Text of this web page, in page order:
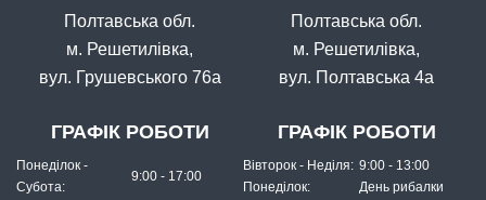
Полтавська обл.
м. Решетилівка,
вул. Грушевського 76а
ГРАФІК РОБОТИ
Понеділок -
Субота:
9:00 - 17:00
Полтавська обл.
м. Решетилівка,
вул. Полтавська 4а
ГРАФІК РОБОТИ
Вівторок - Неділя: 9:00 - 13:00
Понеділок:
День рибалки